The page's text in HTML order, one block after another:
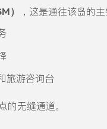
）
，这是通往该岛的
旅游咨询台
的无缝通道。